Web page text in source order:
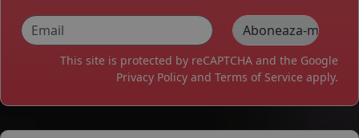
This site is protected by reCAPTCHA and the Google
Privacy Policy and Terms of Service apply.